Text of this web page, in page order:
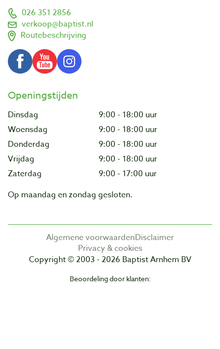
026 351 2856
verkoop@baptist.nl
Routebeschrijving
Openingstijden
Dinsdag
9:00 - 18:00 uur
Woensdag
9:00 - 18:00 uur
Donderdag
9:00 - 18:00 uur
Vrijdag
9:00 - 18:00 uur
Zaterdag
9:00 - 17:00 uur
Op maandag en zondag gesloten.
Algemene voorwaardenDisclaimer
Privacy & cookies
Copyright © 2003 - 2026 Baptist Arnhem BV
Beoordeling door klanten: